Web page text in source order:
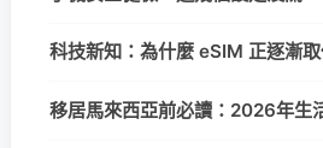
科技新知：為什麼 eSIM 正逐漸
移居馬來西亞前必讀：2026年生